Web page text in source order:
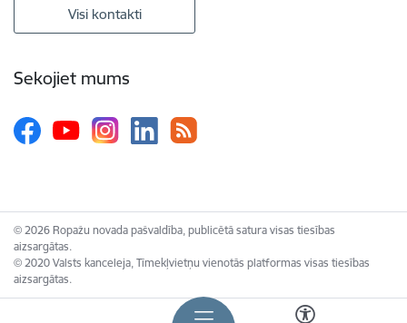
Visi kontakti
Sekojiet mums
© 2026 Ropažu novada pašvaldība, publicētā satura visas tiesības
aizsargātas.
© 2020 Valsts kanceleja, Tīmekļvietņu vienotās platformas visas tiesības
aizsargātas.